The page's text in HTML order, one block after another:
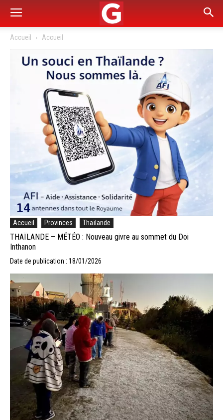
Accueil Accueil
Accueil Provinces Thaïlande
THAÏLANDE – MÉTÉO : Nouveau givre au sommet du Doi
Inthanon
Date de publication : 18/01/2026